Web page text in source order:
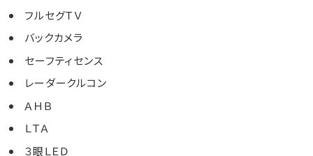
フルセグＴＶ
バックカメラ
セーフティセンス
レーダークルコン
ＡＨＢ
ＬＴＡ
３眼ＬＥＤ